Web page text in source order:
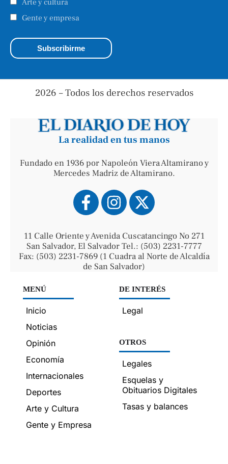
Gente y empresa
2026 – Todos los derechos reservados
La realidad en tus manos
Fundado en 1936 por Napoleón Viera Altamirano y
Mercedes Madriz de Altamirano.
11 Calle Oriente y Avenida Cuscatancingo No 271
San Salvador, El Salvador Tel.: (503) 2231-7777
Fax: (503) 2231-7869 (1 Cuadra al Norte de Alcaldía
de San Salvador)
MENÚ
Inicio
Noticias
Opinión
Economía
Internacionales
Deportes
Arte y Cultura
Gente y Empresa
DE INTERÉS
Legal
OTROS
Legales
Esquelas y
Obituarios Digitales
Tasas y balances